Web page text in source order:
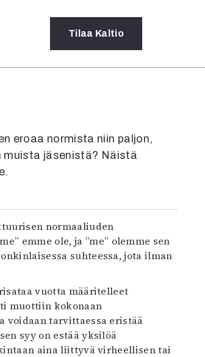
Tilaa Kaltio
eroaa normista niin paljon,
muista jäsenistä? Näistä
emme ole, ja ”me” olemme sen
suhteessa, jota ilman
vuotta määritelleet
muottiin kokonaan
voidaan tarvittaessa eristää
syy on estää yksilöä
aina liittyvä virheellisen tai